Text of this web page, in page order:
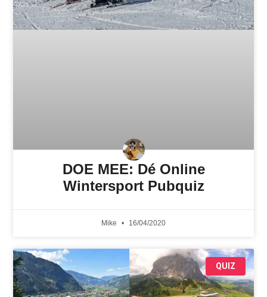
DOE MEE: Dé Online
Wintersport Pubquiz
Mike 16/04/2020
QUIZ